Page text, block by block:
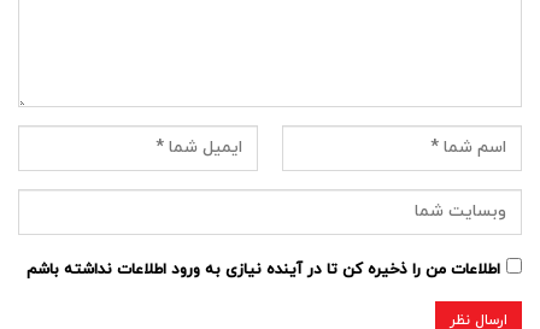
اطلاعات من را ذخیره کن تا در آینده نیازی به ورود اطلاعات نداشته باشم